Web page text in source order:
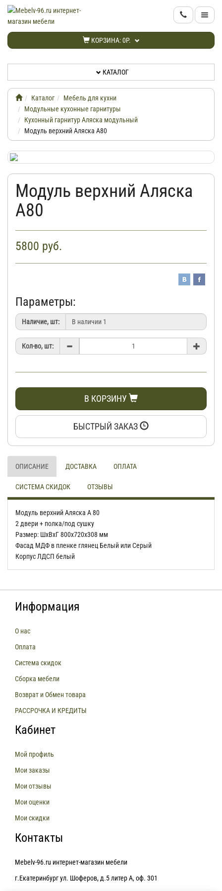
КОРЗИНА:0Р.
КАТАЛОГ
НОВИНКИ
ИНФОРМАЦИЯ
ДОСТАВКА
КАБИНЕТ
КОНТАКТЫ
КАТАЛОГ
Каталог
Мебель для кухни
Модульные кухонные гарнитуры
Кухонный гарнитур Аляска модульный
Модуль верхний Аляска А80
Модуль верхний Аляска
А80
5800 руб.
Параметры:
Наличие, шт:
Кол-во, шт:
В КОРЗИНУ
БЫСТРЫЙ ЗАКАЗ
ОПИСАНИЕ ДОСТАВКА ОПЛАТА
СИСТЕМА СКИДОК ОТЗЫВЫ
Модуль верхний Аляска А 80
2 двери + полка/под сушку
Размер: ШхВхГ 800х720х308 мм
Фасад МДФ в пленке глянец Белый или Серый
Корпус ЛДСП белый
Информация
О нас
Оплата
Система скидок
Сборка мебели
Возврат и Обмен товара
РАССРОЧКА И КРЕДИТЫ
Кабинет
Мой профиль
Мои заказы
Мои отзывы
Мои оценки
Мои скидки
Контакты
Mebelv-96.ru интернет-магазин мебели
г.Екатеринбург ул. Шоферов, д.5 литер А, оф. 301